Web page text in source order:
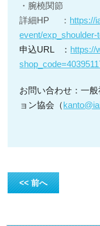
・腕橈関節
詳細HP ： https://
event/exp_shoulder-
申込URL ： https://
shop_
お問い合わせ：一
ョン協会（
<< 前へ